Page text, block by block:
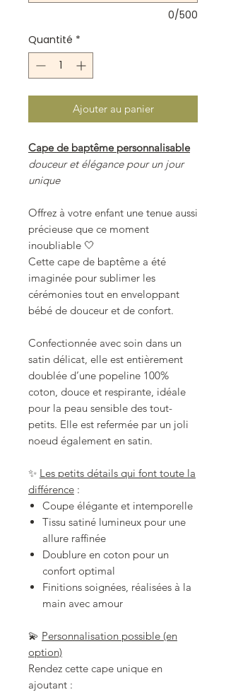
0/500
Quantité *
Ajouter au panier
Cape de baptême personnalisable
douceur et élégance pour un jour
unique
Offrez à votre enfant une tenue aussi
précieuse que ce moment
inoubliable 🤍
Cette cape de baptême a été
imaginée pour sublimer les
cérémonies tout en enveloppant
bébé de douceur et de confort.
Confectionnée avec soin dans un
satin délicat, elle est entièrement
doublée d’une popeline 100%
coton, douce et respirante, idéale
pour la peau sensible des tout-
petits. Elle est refermée par un joli
noeud également en satin.
✨ Les petits détails qui font toute la
différence :
Coupe élégante et intemporelle
Tissu satiné lumineux pour une
allure raffinée
Doublure en coton pour un
confort optimal
Finitions soignées, réalisées à la
main avec amour
💫 Personnalisation possible (en
option)
Rendez cette cape unique en
ajoutant :